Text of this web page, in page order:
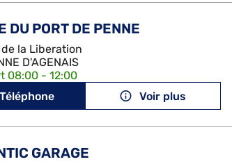
DU PORT DE PENNE
la Liberation
D'AGENAIS
08:00 - 12:00
Téléphone
Voir plus
GARAGE